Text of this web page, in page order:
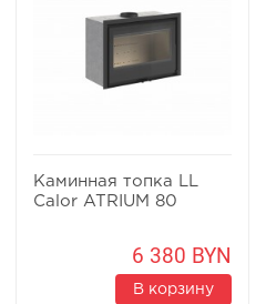
Каминная топка LL
Calor ATRIUM 80
6 380 BYN
В корзину